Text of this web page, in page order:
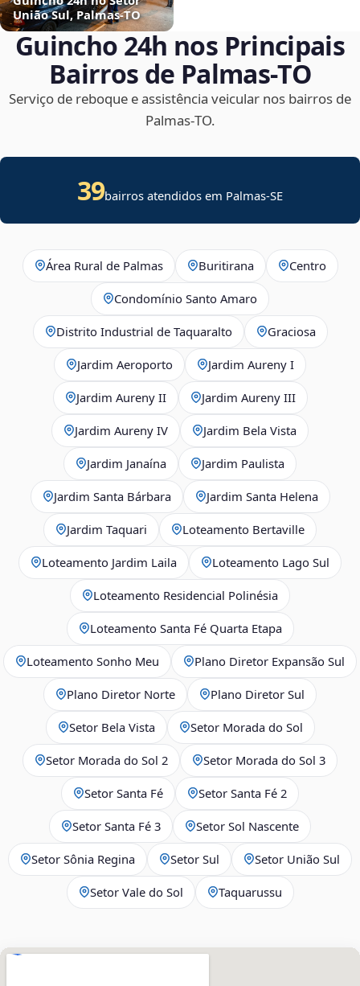
União Sul, Palmas‑TO
Guincho 24h nos Principais
Bairros de Palmas‑TO
Serviço de reboque e assistência veicular nos bairros de
Palmas‑TO.
39bairros atendidos em Palmas-SE
Área Rural de Palmas Buritirana Centro
Condomínio Santo Amaro
Distrito Industrial de Taquaralto Graciosa
Jardim Aeroporto Jardim Aureny I
Jardim Aureny II Jardim Aureny III
Jardim Aureny IV Jardim Bela Vista
Jardim Janaína Jardim Paulista
Jardim Santa Bárbara Jardim Santa Helena
Jardim Taquari Loteamento Bertaville
Loteamento Jardim Laila Loteamento Lago Sul
Loteamento Residencial Polinésia
Loteamento Santa Fé Quarta Etapa
Loteamento Sonho Meu Plano Diretor Expansão Sul
Plano Diretor Norte Plano Diretor Sul
Setor Bela Vista Setor Morada do Sol
Setor Morada do Sol 2 Setor Morada do Sol 3
Setor Santa Fé Setor Santa Fé 2
Setor Santa Fé 3 Setor Sol Nascente
Setor Sônia Regina Setor Sul Setor União Sul
Setor Vale do Sol Taquarussu